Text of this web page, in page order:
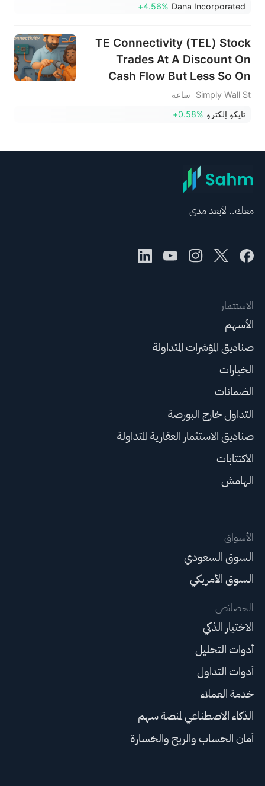
Dana Incorporated
+4.56%
TE Connectivity (TEL) Stock
Trades At A Discount On
Cash Flow But Less So On
Earnings
Simply Wall St
ساعة
تايكو إلكترو +0.58%
معك.. لأبعد مدى
الاستثمار
الأسهم
صناديق المؤشرات المتداولة
الخيارات
الضمانات
التداول خارج البورصة
صناديق الاستثمار العقارية المتداولة
الاكتتابات
الهامش
الأسواق
السوق السعودي
السوق الأمريكي
الخصائص
الاختيار الذكي
أدوات التحليل
أدوات التداول
خدمة العملاء
الذكاء الاصطناعي لمنصة سهم
أمان الحساب والربح والخسارة